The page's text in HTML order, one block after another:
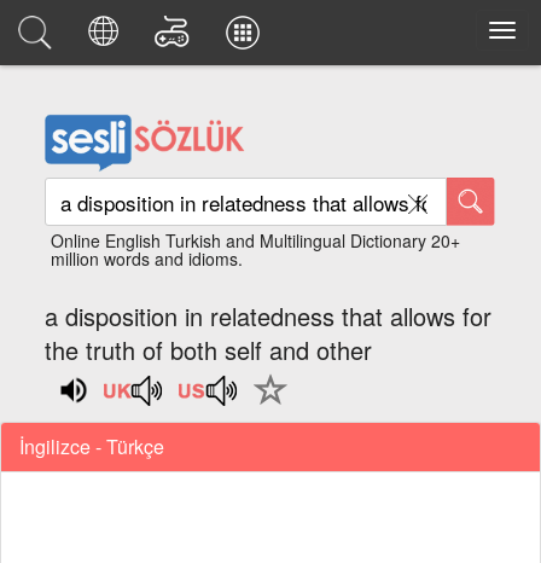
Online English Turkish and Multilingual Dictionary 20+
million words and idioms.
a disposition in relatedness that allows for
the truth of both self and other
İngilizce - Türkçe